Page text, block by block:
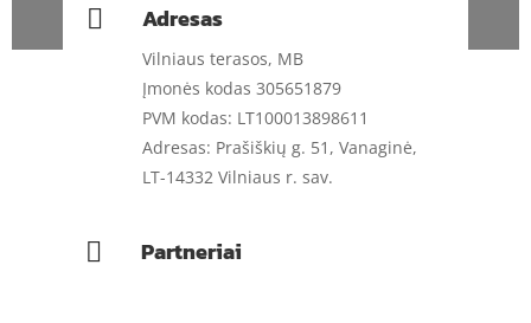
 Adresas
Vilniaus terasos, MB
Įmonės kodas 305651879
PVM kodas: LT100013898611
Adresas: Prašiškių g. 51, Vanaginė,
LT-14332 Vilniaus r. sav.
 Partneriai